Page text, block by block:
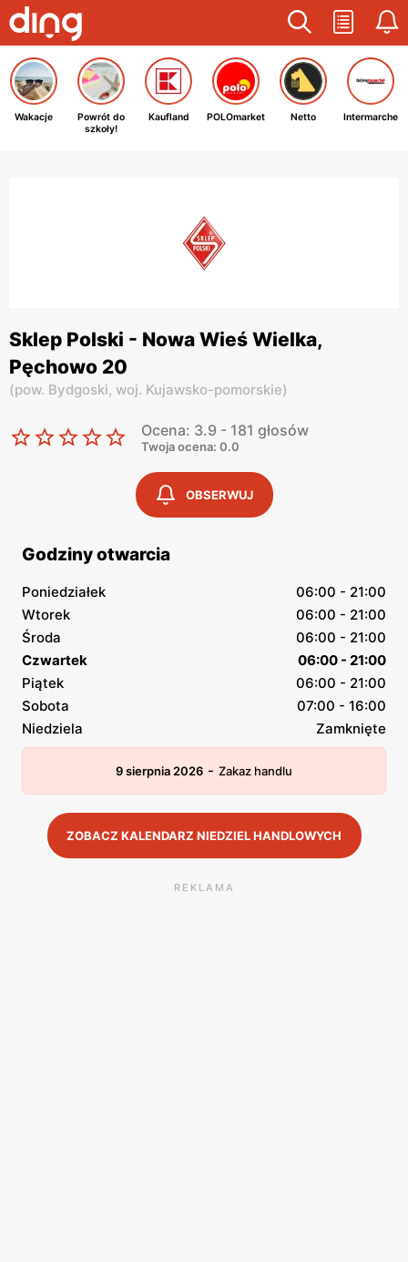
Wakacje
Powrót do
szkoły!
Kaufland POLOmarket Netto Intermarche
Sklep Polski - Nowa Wieś Wielka,
Pęchowo 20
(pow. Bydgoski, woj. Kujawsko-pomorskie)
Ocena: 3.9 - 181 głosów
Twoja ocena: 0.0
OBSERWUJ
Godziny otwarcia
Poniedziałek
06:00 - 21:00
Wtorek
06:00 - 21:00
Środa
06:00 - 21:00
Czwartek
06:00 - 21:00
Piątek
06:00 - 21:00
Sobota
07:00 - 16:00
Niedziela
Zamknięte
9 sierpnia 2026 - Zakaz handlu
ZOBACZ KALENDARZ NIEDZIEL HANDLOWYCH
REKLAMA